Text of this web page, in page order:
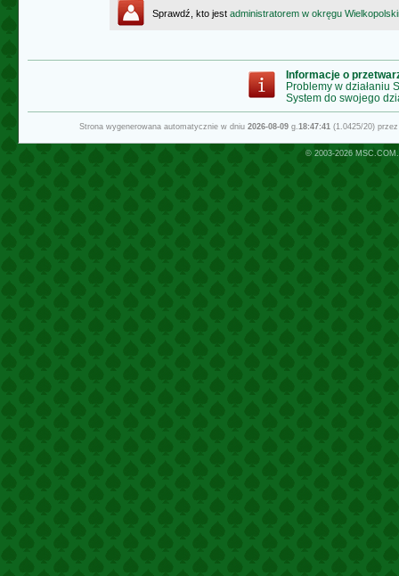
Sprawdź, kto jest administratorem w okręgu
Informacje o
Problemy w działaniu
System do swojego
Strona wygenerowana automatycznie w dniu 2026-08-09g.18:47:41(1.0425/20)
© 2003-2026